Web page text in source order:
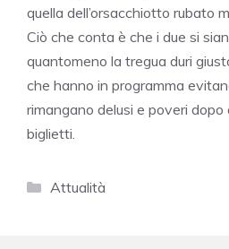
quella dell’orsacchiotto rubato
Ciò che conta è che i due si
quantomeno la tregua duri
che hanno in programma
rimangano delusi e poveri
biglietti.
Categorie
Attualità